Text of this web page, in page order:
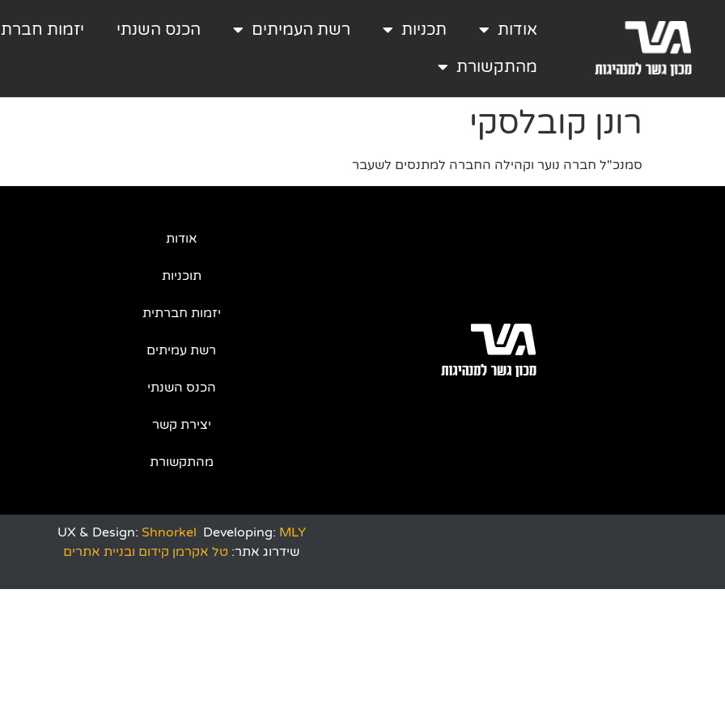
אודות תכניות רשת העמיתים הכנס השנתי
יזמות
מהתקשורת
רונן קובלסקי
סמנכ"ל חברה נוער וקהילה החברה למתנסים לשעבר
אודות
תוכניות
יזמות חברתית
רשת עמיתים
הכנס השנתי
יצירת קשר
מהתקשורת
UX & Design: Shnorkel Developing: MLY
שידרוג אתר: טל אקרמן קידום ובניית אתרים